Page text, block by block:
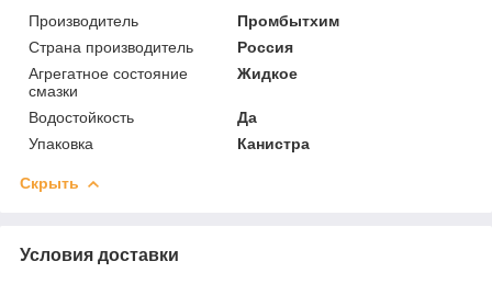
Производитель
Промбытхим
Страна производитель
Россия
Агрегатное состояние
смазки
Жидкое
Водостойкость
Да
Упаковка
Канистра
Скрыть
Условия доставки